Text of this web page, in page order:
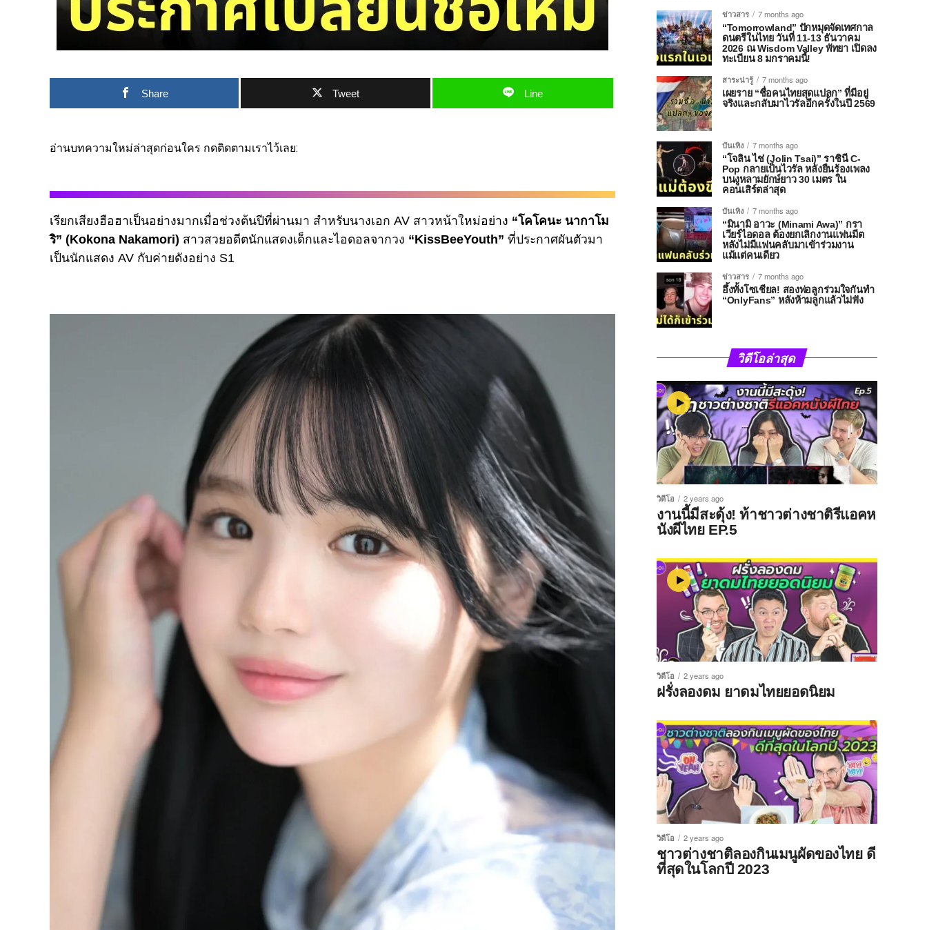
Share Tweet Line
อ่านบทความใหม่ล่าสุดก่อนใคร กดติดตามเราไว้เลย:
เรียกเสียงฮือฮาเป็นอย่างมากเมื่อช่วงต้นปีที่ผ่านมา สำหรับนางเอก AV สาวหน้าใหม่อย่าง “โคโคนะ นากาโม
ริ” (Kokona Nakamori) สาวสวยอดีตนักแสดงเด็กและไอดอลจากวง “KissBeeYouth” ที่ประกาศผันตัวมา
เป็นนักแสดง AV กับค่ายดังอย่าง S1
ข่าวสาร
7 months ago
“Tomorrowland” ปักหมุดจัดเทศกาล
ดนตรีในไทย วันที่ 11-13 ธันวาคม
2026 ณ Wisdom Valley พัทยา เปิดลง
ทะเบียน 8 มกราคมนี้!
สาระน่ารู้
7 months ago
เผยราย “ชื่อคนไทยสุดแปลก” ที่มีอยู่
จริงและกลับมาไวรัลอีกครั้งในปี 2569
บันเทิง
7 months ago
“โจลิน ไช่ (Jolin Tsai)” ราชินี C-
Pop กลายเป็นไวรัล หลังยืนร้องเพลง
บนงูหลามยักษ์ยาว 30 เมตร ใน
คอนเสิร์ตล่าสุด
บันเทิง
7 months ago
“มินามิ อาวะ (Minami Awa)” กรา
เวียร์ไอดอล ต้องยกเลิกงานแฟนมีต
หลังไม่มีแฟนคลับมาเข้าร่วมงาน
แม้แต่คนเดียว
ข่าวสาร
7 months ago
อึ้งทั้งโซเชียล! สองพ่อลูกร่วมใจกันทำ
“OnlyFans” หลังห้ามลูกแล้วไม่ฟัง
วิดีโอล่าสุด
วิดีโอ 2 years ago
งานนี้มีสะดุ้ง! ท้าชาวต่างชาติรีแอคห
นังผีไทย EP.5
วิดีโอ 2 years ago
ฝรั่งลองดม ยาดมไทยยอดนิยม
วิดีโอ 2 years ago
ชาวต่างชาติลองกินเมนูผัดของไทย ดี
ที่สุดในโลกปี 2023